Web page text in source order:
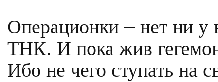
Операционки – нет ни у
ТНК. И пока жив
Ибо не чего ступать на